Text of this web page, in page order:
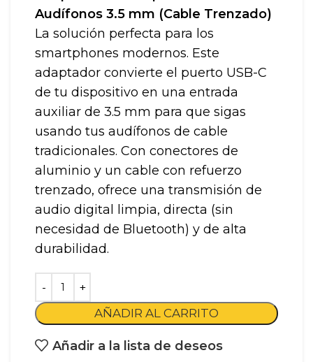
Audífonos 3.5 mm (Cable Trenzado)
La solución perfecta para los
smartphones modernos. Este
adaptador convierte el puerto USB-C
de tu dispositivo en una entrada
auxiliar de 3.5 mm para que sigas
usando tus audífonos de cable
tradicionales. Con conectores de
aluminio y un cable con refuerzo
trenzado, ofrece una transmisión de
audio digital limpia, directa (sin
necesidad de Bluetooth) y de alta
durabilidad.
AÑADIR AL CARRITO
Añadir a la lista de deseos